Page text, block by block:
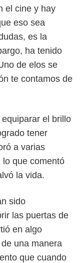
el cine y hay
eso sea
es la
ha tenido
de elos se
te contamos de
el brillo
tener
a varias
que comentó
la vida.
sido
las puertas de
en algo
una manera
que cuando